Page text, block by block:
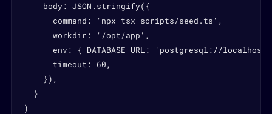
    body: JSON.stringify({
      command: 'npx tsx scripts/seed.ts',
      workdir: '/opt/app',
env: { DATABASE_URL: 'postgresql://
      timeout: 60,
    }),
  }
)